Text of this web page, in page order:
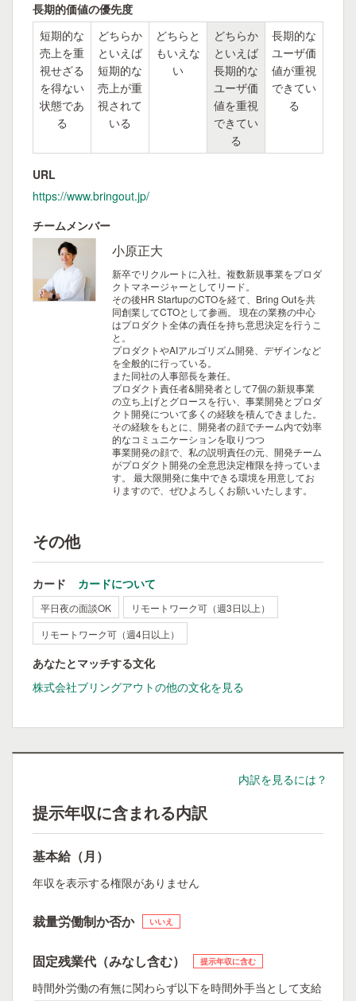
長期的価値の優先度
短期的な
売上を重
視せざる
を得ない
状態であ
る
どちらか
といえば
短期的な
売上が重
視されて
いる
どちらと
もいえな
い
どちらか
といえば
長期的な
ユーザ価
値を重視
できてい
る
長期的な
ユーザ価
値が重視
できてい
る
URL
https://www.bringout.jp/
チームメンバー
小原正大
新卒でリクルートに入社。複数新規事業をプロダ
クトマネージャーとしてリード。
その後HR StartupのCTOを経て、Bring Outを共
同創業してCTOとして参画。
現在の業務の中心
はプロダクト全体の責任を持ち意思決定を行うこ
と。
プロダクトやAIアルゴリズム開発、デザインなど
を全般的に行っている。
また同社の人事部長を兼任。
プロダクト責任者&開発者として7個の新規事業
の立ち上げとグロースを行い、事業開発とプロダ
クト開発について多くの経験を積んできました。
その経験をもとに、開発者の顔でチーム内で効率
的なコミュニケーションを取りつつ
事業開発の顔で、私の説明責任の元、開発チーム
がプロダクト開発の全意思決定権限を持っていま
す。
最大限開発に集中できる環境を用意してお
りますので、ぜひよろしくお願いいたします。
その他
カード カードについて
平日夜の面談OK
リモートワーク可（週3日以上）
リモートワーク可（週4日以上）
あなたとマッチする文化
株式会社ブリングアウトの他の文化を見る
内訳を見るには？
提示年収に含まれる内訳
基本給（月）
年収を表示する権限がありません
裁量労働制か否か いいえ
固定残業代（みなし含む） 提示年収に含む
時間外労働の有無に関わらず以下を時間外手当として支給